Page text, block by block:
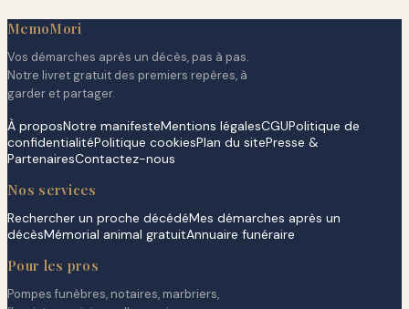
MemoMori
Vos démarches après un décès, pas à pas.
Notre livret gratuit des premiers repères, à
garder et partager.
À proposNotre manifesteMentions légalesCGUPolitique de
confidentialitéPolitique cookiesPlan du sitePresse &
PartenairesContactez-nous
Nos services
Rechercher un proche décédéMes démarches après un
décèsMémorial animal gratuitAnnuaire funéraire
Pour les pros
Pompes funèbres, notaires, marbriers,